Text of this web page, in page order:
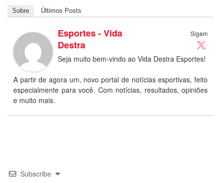
Sobre Últimos Posts
Sigam
Esportes - Vida
Destra
Seja muito bem-vindo ao Vida Destra Esportes!
A partir de agora um, novo portal de notícias esportivas, feito
especialmente para você. Com notícias, resultados, opiniões
e muito mais.
Subscribe